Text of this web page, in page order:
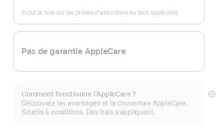
Inclut la taxe sur les primes d’assurance au taux applicable
Pas de garantie AppleCare
Comment fonctionne l’AppleCare ?
Découvrez les avantages et la couverture AppleCare.
Soumis à conditions. Des frais s’appliquent.